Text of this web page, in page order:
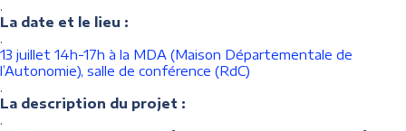
.
La date et le lieu :
.
13 juillet 14h-17h à la MDA (Maison Départementale de
l’Autonomie), salle de conférence (RdC)
.
La description du projet :
.